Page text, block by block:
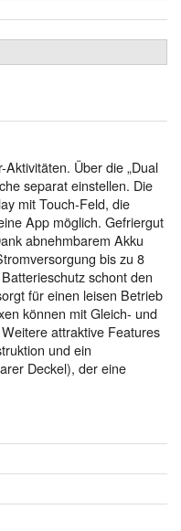
Über die „Dual
separat einstellen. Die
mit Touch-Feld, die
App möglich. Gefriergut
abnehmbarem Akku
bis zu 8
schont den
für einen leisen Betrieb
können mit Gleich- und
attraktive Features
und ein
Deckel), der eine